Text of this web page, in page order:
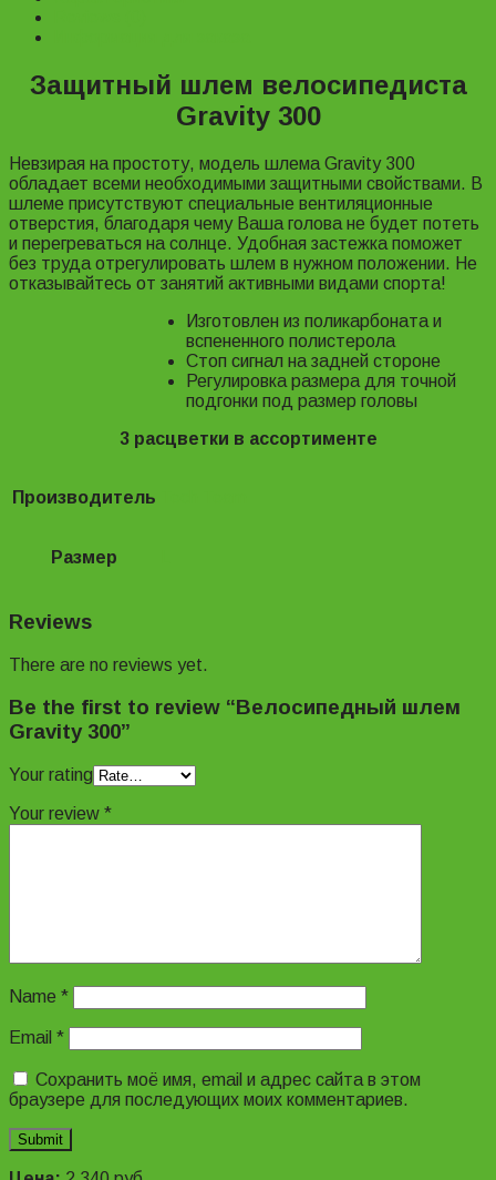
Защитный шлем велосипедиста
Gravity 300
Невзирая на простоту, модель шлема Gravity 300
обладает всеми необходимыми защитными свойствами. В
шлеме присутствуют специальные вентиляционные
отверстия, благодаря чему Ваша голова не будет потеть
и перегреваться на солнце. Удобная застежка поможет
без труда отрегулировать шлем в нужном положении. Не
отказывайтесь от занятий активными видами спорта!
Изготовлен из поликарбоната и
вспененного полистерола
Стоп сигнал на задней стороне
Регулировка размера для точной
подгонки под размер головы
3 расцветки в ассортименте
Производитель
Размер
Reviews
There are no reviews yet.
Be the first to review “Велосипедный шлем
Gravity 300”
Your rating
Your review *
Name *
Email *
Сохранить моё имя, email и адрес сайта в этом
браузере для последующих моих комментариев.